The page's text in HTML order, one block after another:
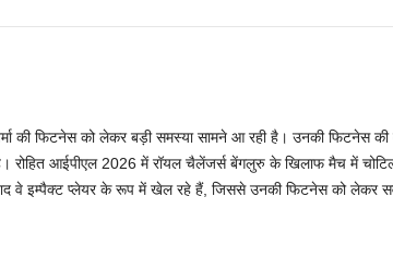
की फिटनेस को लेकर बड़ी समस्या सामने आ रही है। उनकी फिटनेस
रोहित आईपीएल 2026 में रॉयल चैलेंजर्स बेंगलुरु के खिलाफ मैच में
इम्पैक्ट प्लेयर के रूप में खेल रहे हैं, जिससे उनकी फिटनेस को लेकर